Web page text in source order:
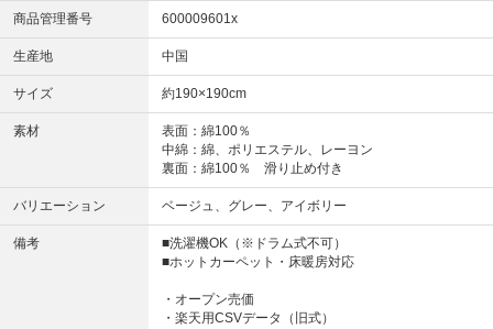
商品管理番号 600009601x
生産地 中国
サイズ 約190×190cm
素材
表面：綿100％
中綿：綿、ポリエステル、レーヨン
裏面：綿100％ 滑り止め付き
バリエーション ベージュ、グレー、アイボリー
備考
■洗濯機OK（※ドラム式不可）
■ホットカーペット・床暖房対応
・オープン売価
・楽天用CSVデータ（旧式）